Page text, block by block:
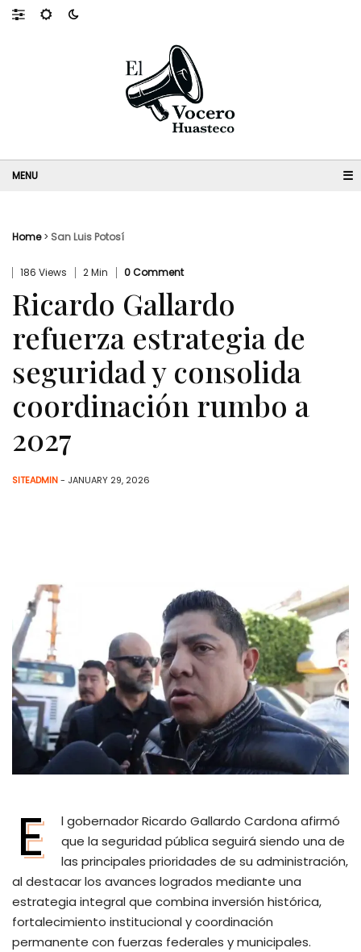
☰
Home> San Luis Potosí
186 Views 2 Min 0 Comment
Ricardo Gallardo
refuerza estrategia de
seguridad y consolida
coordinación rumbo a
2027
SITEADMIN- JANUARY 29, 2026
E
l gobernador Ricardo Gallardo Cardona afirmó
que la seguridad pública seguirá siendo una de
las principales prioridades de su administración,
al destacar los avances logrados mediante una
estrategia integral que combina inversión histórica,
fortalecimiento institucional y coordinación
permanente con fuerzas federales y municipales.